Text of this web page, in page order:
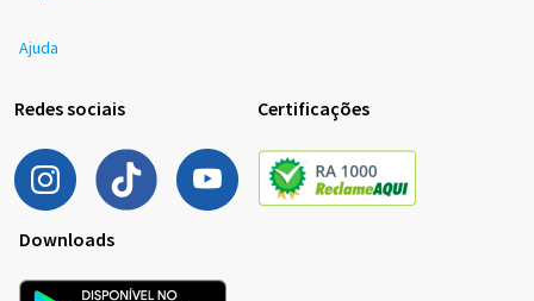
Ajuda
Redes sociais Certificações
Downloads